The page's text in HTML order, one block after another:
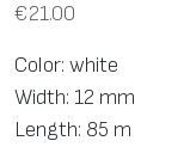
€21.00
Color: white
Width: 12 mm
Length: 85 m